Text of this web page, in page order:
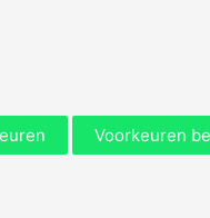
Voorkeuren